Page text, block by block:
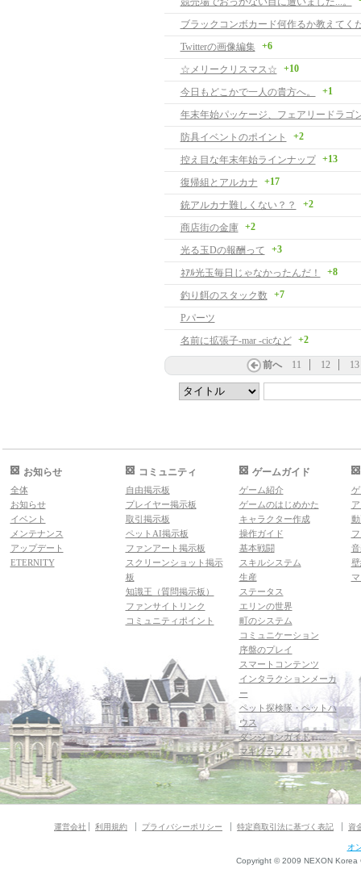
ブラックコンボカード何作るか教えてく
Twitterの画像編集
+6
☆メリークリスマス☆ +10
今日もどこかで一人の貴方へ。 +1
年末年始パッケージ、フェアリードラゴ
防具イベントのポイント
+2
控え目な年末年始ラインナップ +13
復帰組とアルカナ +17
銃アルカナ難しくない？？ +2
商店街の金庫 +2
光る玉Dの報酬って +3
ﾈｱﾙ光玉毎日じゃなかったんだ！ +8
釣り餌のスタック数 +7
Pパーツ
名前に拡張子-mar -cicなど
+2
前へ 11 12 13
お知らせ
全体
お知らせ
イベント
メンテナンス
アップデート
ETERNITY
コミュニティ
自由掲示板
プレイヤー掲示板
取引掲示板
ペットAI掲示板
ファンアート掲示板
スクリーンショット掲示
板
知識王（質問掲示板）
ファンサイトリンク
コミュニティポイント
ゲームガイド
ゲーム紹介
ゲームのはじめかた
キャラクター作成
操作ガイド
基本戦闘
スキルシステム
生産
ステータス
エリンの世界
町のシステム
コミュニケーション
序盤のプレイ
スマートコンテンツ
インタラクションメーカ
ー
ペット探検隊・ペットハ
ウス
ダンジョンガイド
マギグラフィ
運営会社 利用規約 プライバシーポリシー 特定商取引法に基づく表記 資
オ
Copyright © 2009 NEXON Korea